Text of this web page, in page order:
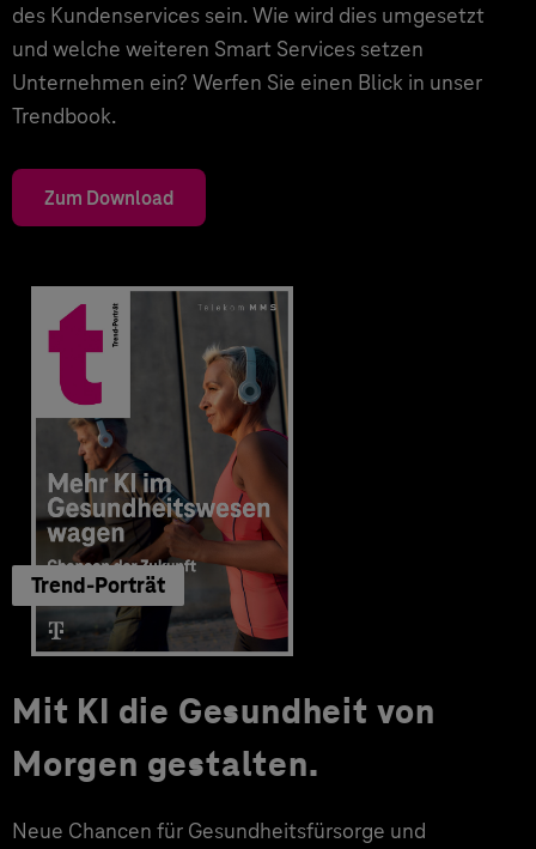
des Kundenservices sein. Wie wird dies umgesetzt
und welche weiteren Smart Services setzen
Unternehmen ein? Werfen Sie einen Blick in unser
Trendbook.
Zum Download
Trend-Porträt
Mit KI die Gesundheit von
Morgen gestalten.
Neue Chancen für Gesundheitsfürsorge und